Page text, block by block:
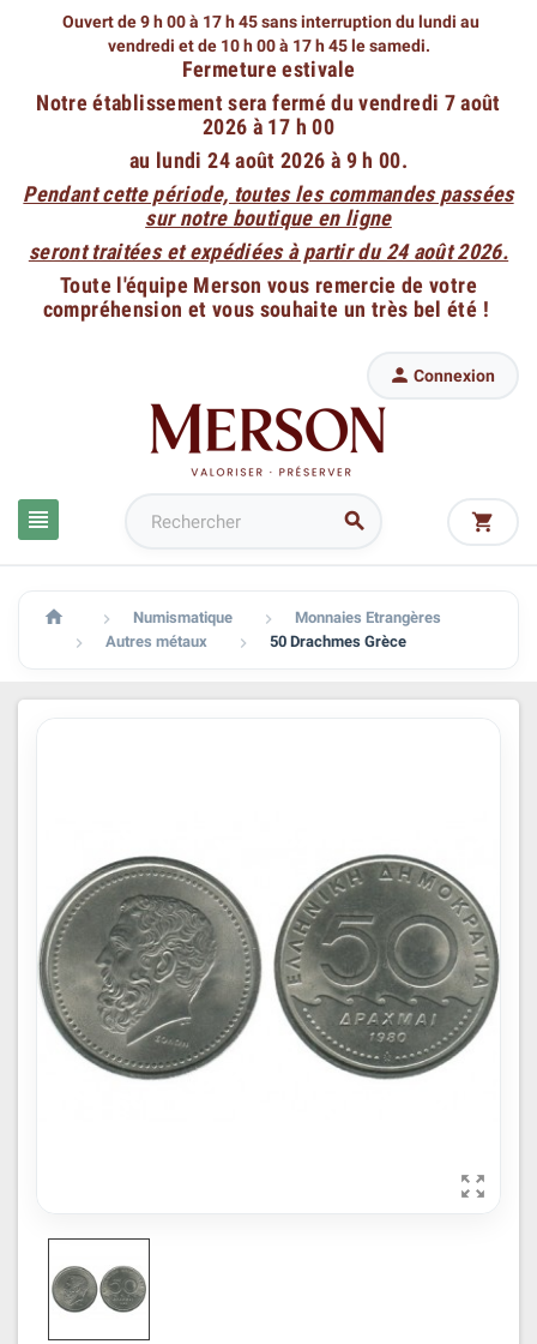
Ouvert de 9 h 00 à 17 h 45 sans interruption du lundi au
vendredi et de 10 h 00 à 17 h 45 le samedi.
Fermeture estivale
Notre établissement sera fermé du vendredi 7 août
2026 à 17 h 00
au lundi 24 août 2026 à 9 h 00.
Pendant cette période, toutes les commandes passées
sur notre boutique en ligne
seront traitées et expédiées à partir du 24 août 2026.
Toute l'équipe Merson vous remercie de votre
compréhension et vous souhaite un très bel été !
 
 Connexion

  Numismatique  Monnaies Etrangères
 Autres métaux  50 Drachmes Grèce
